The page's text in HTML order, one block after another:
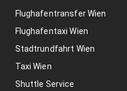
Flughafentransfer Wien
Flughafentaxi Wien
Stadtrundfahrt Wien
Taxi Wien
Shuttle Service